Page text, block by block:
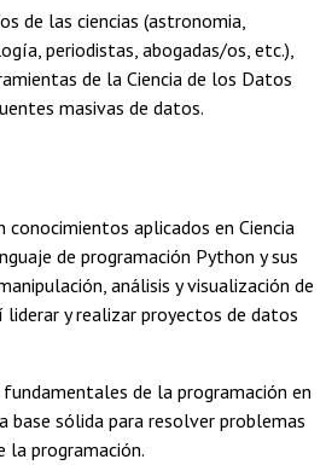
de las ciencias (astronomia,
periodistas, abogadas/os, etc.),
de la Ciencia de los Datos
masivas de datos.
aplicados en Ciencia
de programación Python y sus
análisis y visualización de
y realizar proyectos de datos
de la programación en
base sólida para resolver problemas
la programación.